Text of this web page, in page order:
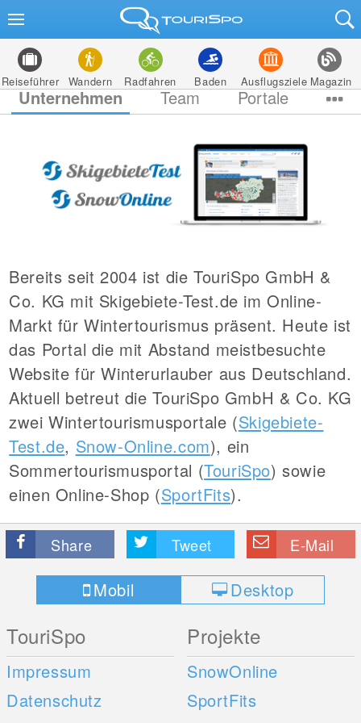
Reiseführer Wandern Radfahren Baden Ausflugsziele Magazin
Unternehmen Team Portale
Bereits seit 2004 ist die TouriSpo GmbH &
Co. KG mit Skigebiete-Test.de im Online-
Markt für Wintertourismus präsent. Heute ist
das Portal die mit Abstand meistbesuchte
Website für Winterurlauber aus Deutschland.
Aktuell betreut die TouriSpo GmbH & Co. KG
zwei Wintertourismusportale (Skigebiete-
Test.de, Snow-Online.com), ein
Sommertourismusportal (TouriSpo) sowie
einen Online-Shop (SportFits).
Share Tweet E-Mail
Mobil Desktop
TouriSpo
Impressum
Datenschutz
Projekte
SnowOnline
SportFits